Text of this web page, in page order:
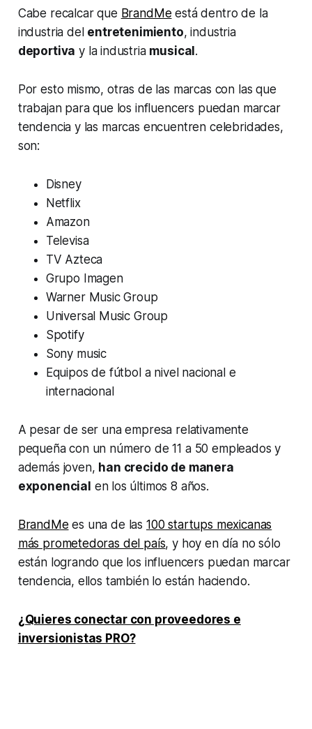
Cabe recalcar que BrandMe está dentro de la
industria del entretenimiento, industria
deportiva y la industria musical.
Por esto mismo, otras de las marcas con las que
trabajan para que los influencers puedan marcar
tendencia y las marcas encuentren celebridades,
son:
Disney
Netflix
Amazon
Televisa
TV Azteca
Grupo Imagen
Warner Music Group
Universal Music Group
Spotify
Sony music
Equipos de fútbol a nivel nacional e
internacional
A pesar de ser una empresa relativamente
pequeña con un número de 11 a 50 empleados y
además joven, han crecido de manera
exponencial en los últimos 8 años.
BrandMe es una de las 100 startups mexicanas
más prometedoras del país, y hoy en día no sólo
están logrando que los influencers puedan marcar
tendencia, ellos también lo están haciendo.
¿Quieres conectar con proveedores e
inversionistas PRO?